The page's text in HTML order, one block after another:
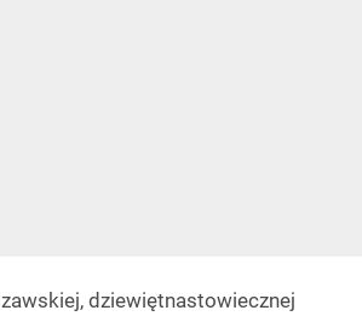
dziewiętnastowiecznej